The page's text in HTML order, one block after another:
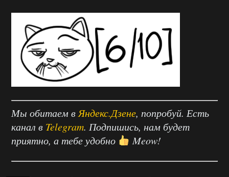
Мы обитаем в Яндекс.Дзене, попробуй. Есть
канал в Telegram. Подпишись, нам будет
приятно, а тебе удобно
Meow!